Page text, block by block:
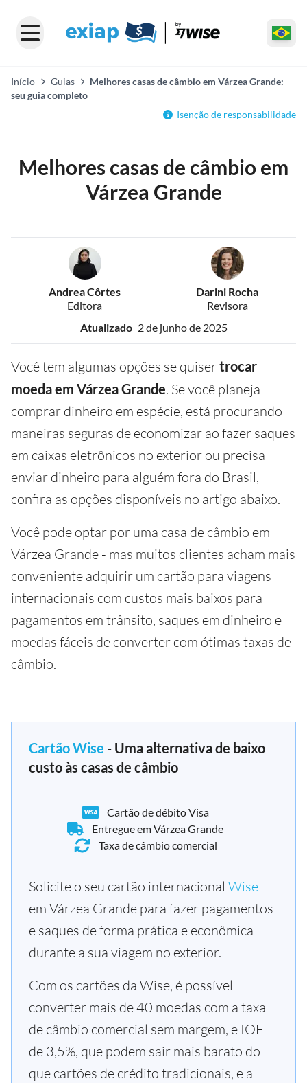
Início Guias
Melhores casas de câmbio em Várzea Grande:
seu guia completo
Isenção de responsabilidade
Melhores casas de câmbio em
Várzea Grande
Andrea Côrtes
Editora
Darini Rocha
Revisora
Atualizado 2 de junho de 2025
Você tem algumas opções se quisertrocar
moeda em Várzea Grande. Se você planeja
comprar dinheiro em espécie, está procurando
maneiras seguras de economizar ao fazer saques
em caixas eletrônicos no exterior ou precisa
enviar dinheiro para alguém fora do Brasil,
confira as opções disponíveis no artigo abaixo.
Você pode optar por uma casa de câmbio em
Várzea Grande - mas muitos clientes acham mais
conveniente adquirir um cartão para viagens
internacionais com custos mais baixos para
pagamentos em trânsito, saques em dinheiro e
moedas fáceis de converter com ótimas taxas de
câmbio.
Cartão Wise - Uma alternativa de baixo
custo às casas de câmbio
Cartão de débito Visa
Entregue em Várzea Grande
Taxa de câmbio comercial
Solicite o seu cartão internacional Wise
em Várzea Grande para fazer pagamentos
e saques de forma prática e econômica
durante a sua viagem no exterior.
Com os cartões da Wise, é possível
converter mais de 40 moedas com a taxa
de câmbio comercial sem margem, e IOF
de 3,5%, que podem sair mais barato do
que cartões de crédito tradicionais, e a